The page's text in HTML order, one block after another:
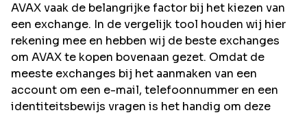
AVAXvaak de belangrijke factor bij het kiezen van
een exchange. In de vergelijk tool houden wij hier
rekening mee en hebben wij de beste exchanges
om AVAXte kopen bovenaan gezet. Omdat de
meeste exchanges bij het aanmaken van een
account om een e-mail, telefoonnummer en een
identiteitsbewijs vragen is het handig om deze